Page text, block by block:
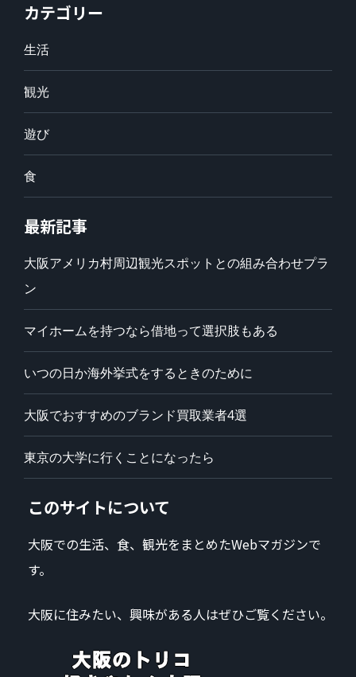
カテゴリー
生活
観光
遊び
食
最新記事
大阪アメリカ村周辺観光スポットとの組み合わせプラ
ン
マイホームを持つなら借地って選択肢もある
いつの日か海外挙式をするときのために
大阪でおすすめのブランド買取業者4選
東京の大学に行くことになったら
このサイトについて
大阪での生活、食、観光をまとめたWebマガジンで
す。
大阪に住みたい、興味がある人はぜひご覧ください。